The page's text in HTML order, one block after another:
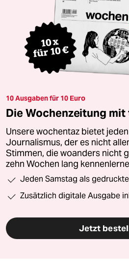
10 Ausgaben für 10 Euro
Die Wochenzeitung
Unsere wochentaz bietet
Journalismus, der es nicht
Stimmen, die woanders nicht
zehn Wochen lang
Jeden Samstag als
Zusätzlich digitale Ausgabe
Jetzt